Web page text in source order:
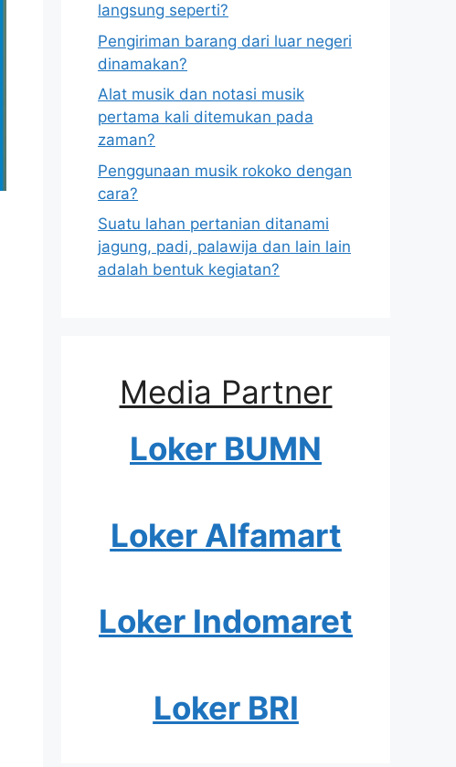
langsung seperti?
Pengiriman barang dari luar negeri
dinamakan?
Alat musik dan notasi musik
pertama kali ditemukan pada
zaman?
Penggunaan musik rokoko dengan
cara?
Suatu lahan pertanian ditanami
jagung, padi, palawija dan lain lain
adalah bentuk kegiatan?
Media Partner
Loker BUMN
Loker Alfamart
Loker Indomaret
Loker BRI